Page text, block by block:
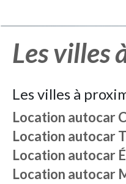
Les villes
Les villes à
Location autocar
Location autocar
Location autocar
Location autocar